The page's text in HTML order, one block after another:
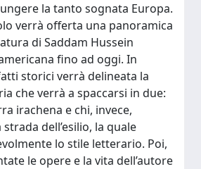
la tanto sognata Europa.
verrà offerta una panoramica
di Saddam Hussein
fino ad oggi. In
storici verrà delineata la
che verrà a spaccarsi in due:
irachena e chi, invece,
dell’esilio, la quale
lo stile letterario. Poi,
le opere e la vita dell’autore